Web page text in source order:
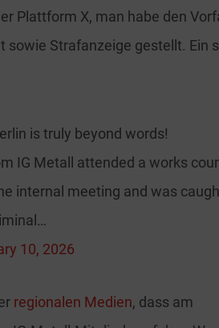
Plattform X, man habe den
sowie Strafanzeige gestellt. Ein
is truly beyond words!
IG Metall attended a works
internal meeting and was
10, 2026
regionalen Medien, dass am